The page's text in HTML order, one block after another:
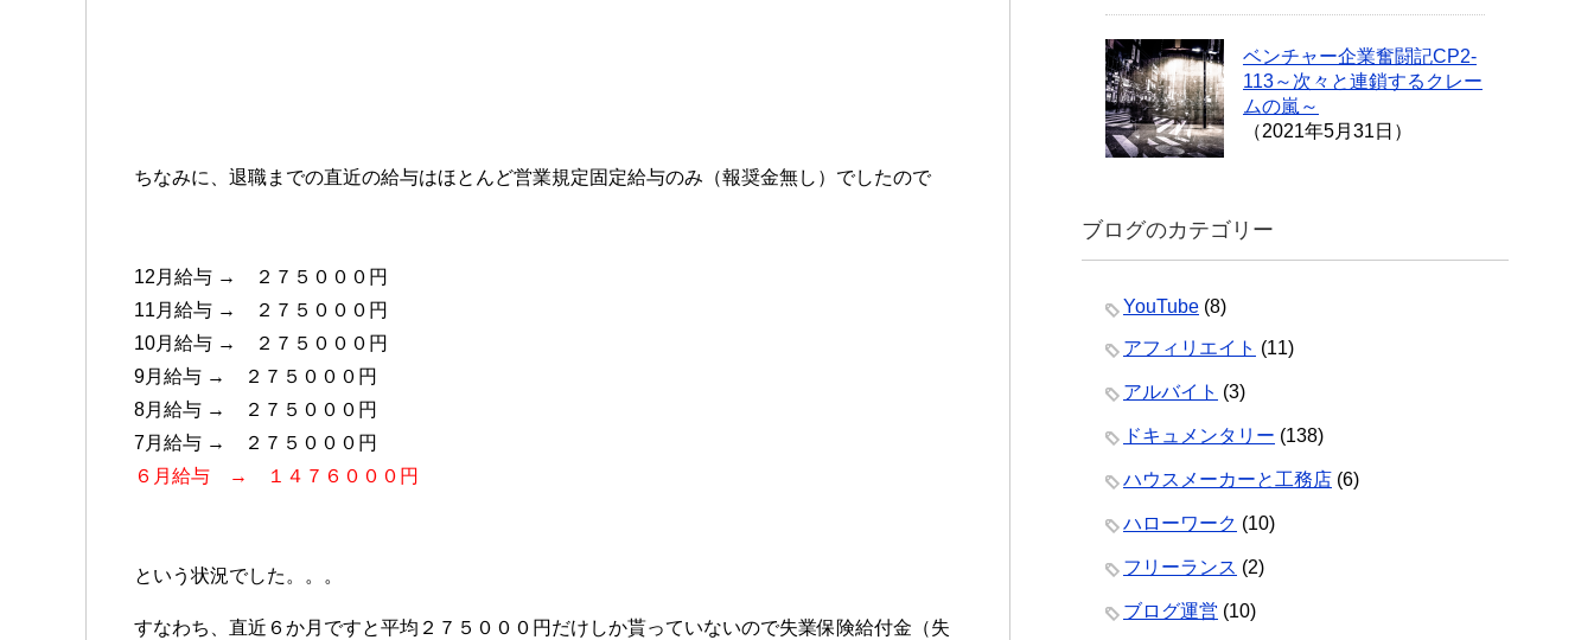
ちなみに、退職までの直近の給与はほとんど営業規定固定給与のみ（報奨金無し）でしたので
12月給与 → ２７５０００円
11月給与 → ２７５０００円
10月給与 → ２７５０００円
9月給与 → ２７５０００円
8月給与 → ２７５０００円
7月給与 → ２７５０００円
６月給与 → １４７６０００円
という状況でした。。。
すなわち、直近６か月ですと平均２７５０００円だけしか貰っていないので失業保険給付金（失
ベンチャー企業奮闘記CP2-
113～次々と連鎖するクレー
ムの嵐～
（2021年5月31日）
ブログのカテゴリー
YouTube (8)
アフィリエイト (11)
アルバイト (3)
ドキュメンタリー (138)
ハウスメーカーと工務店 (6)
ハローワーク (10)
フリーランス (2)
ブログ運営 (10)